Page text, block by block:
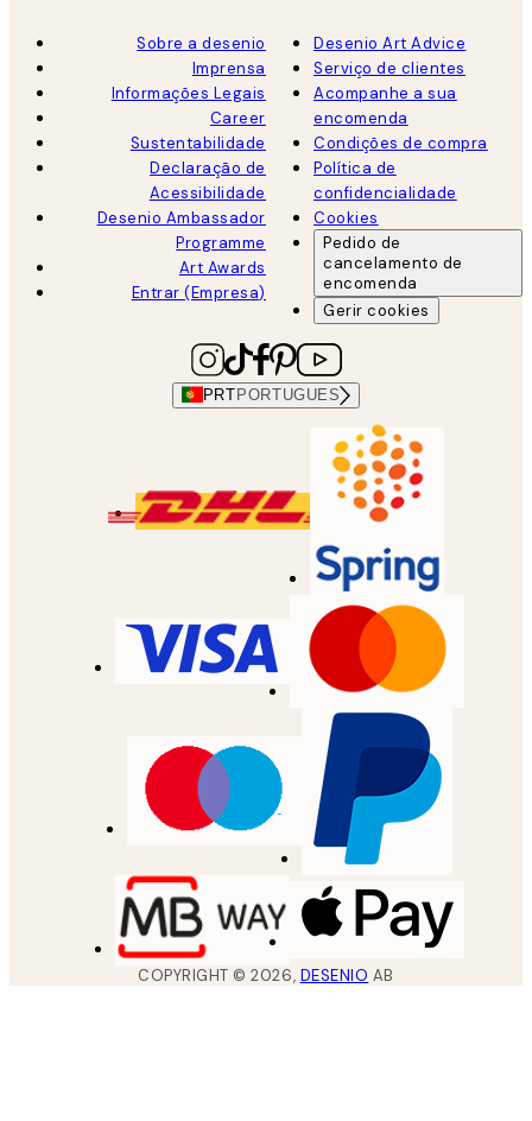
Sobre a desenio
Imprensa
Informações Legais
Career
Sustentabilidade
Declaração de
Acessibilidade
Desenio Ambassador
Programme
Art Awards
Entrar (Empresa)
Desenio Art Advice
Serviço de clientes
Acompanhe a sua
encomenda
Condições de compra
Política de
confidencialidade
Cookies
Pedido de
cancelamento de
encomenda
Gerir cookies
PRT PORTUGUES
COPYRIGHT ©2026, DESENIO AB